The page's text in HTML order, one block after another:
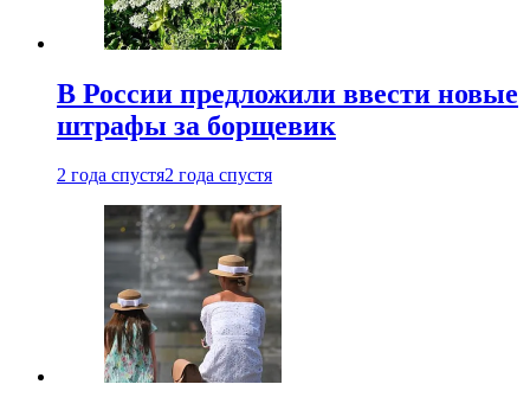
В России предложили ввести новые
штрафы за борщевик
2 года спустя2 года спустя